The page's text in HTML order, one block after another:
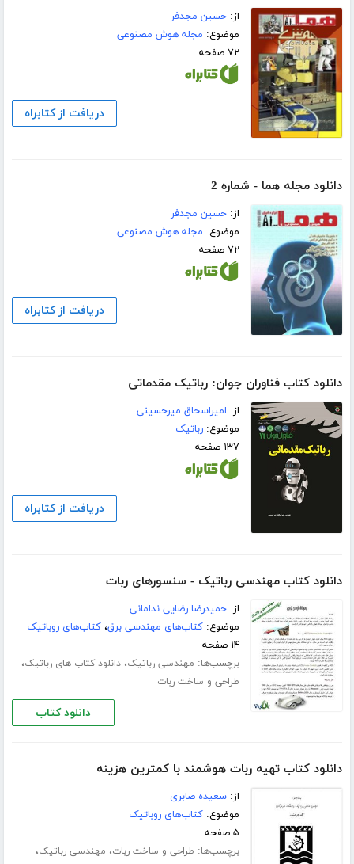
از:حسین مجدفر
موضوع: مجله هوش مصنوعی
۷۲ صفحه
دریافت از کتابراه
دانلود مجله هما - شماره 2
از:حسین مجدفر
موضوع: مجله هوش مصنوعی
۷۲ صفحه
دریافت از کتابراه
دانلود کتاب فناوران جوان: رباتیک مقدماتی
از: امیراسحاق میرحسینی
موضوع:رباتیک
۱۳۷ صفحه
دریافت از کتابراه
دانلود کتاب مهندسی رباتیک - سنسورهای ربات
از:حمیدرضا رضایی ندامانی
موضوع:کتاب‌های مهندسی برق،کتاب‌های روباتیک
۱۴ صفحه
برچسب‌ها: مهندسی رباتیک،دانلود کتاب های رباتیک،
طراحی و ساخت ربات
دانلود کتاب
دانلود کتاب تهیه ربات هوشمند با کمترین هزینه
از:سعیده صابری
موضوع:کتاب‌های روباتیک
۵ صفحه
برچسب‌ها: طراحی و ساخت ربات، مهندسی رباتیک،